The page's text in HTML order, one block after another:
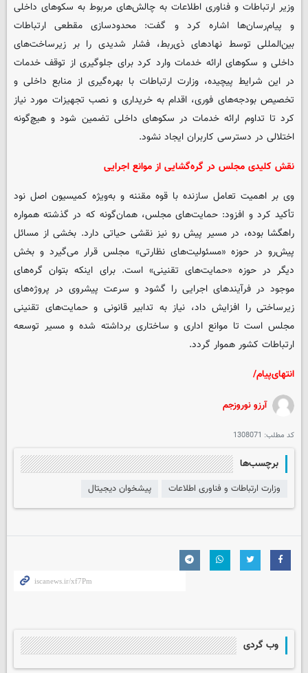
وزیر ارتباطات و فناوری اطلاعات به چالش‌های مربوط به سکوهای داخلی
و پیام‌رسان‌ها اشاره کرد و گفت: محدودسازی مقطعی ارتباطات
بین‌المللی توسط نهادهای ذی‌ربط، فشار شدیدی را بر زیرساخت‌های
داخلی و سکوهای ارائه خدمات وارد کرد برای جلوگیری از توقف خدمات
در این شرایط پیچیده، وزارت ارتباطات با بهره‌گیری از منابع داخلی و
تخصیص بودجه‌های فوری، اقدام به خریداری و نصب تجهیزات مورد نیاز
کرد تا تداوم ارائه خدمات در سکوهای داخلی تضمین شود و هیچ‌گونه
اختلالی در دسترسی کاربران ایجاد نشود.
نقش کلیدی مجلس در گره‌گشایی از موانع اجرایی
وی بر اهمیت تعامل سازنده با قوه مقننه و به‌ویژه کمیسیون اصل نود
تأکید کرد و افزود: حمایت‌های مجلس، همان‌گونه که در گذشته همواره
راهگشا بوده، در مسیر پیش رو نیز نقشی حیاتی دارد. بخشی از مسائل
پیش‌رو در حوزه «مسئولیت‌های نظارتی» مجلس قرار می‌گیرد و بخش
دیگر در حوزه «حمایت‌های تقنینی» است. برای اینکه بتوان گره‌های
موجود در فرآیندهای اجرایی را گشود و سرعت پیشروی در پروژه‌های
زیرساختی را افزایش داد، نیاز به تدابیر قانونی و حمایت‌های تقنینی
مجلس است تا موانع اداری و ساختاری برداشته شده و مسیر توسعه
ارتباطات کشور هموار گردد.
انتهای‌پیام/
آرزو نوروزجم
کد مطلب: 1308071
برچسب‌ها
وزارت ارتباطات و فناوری اطلاعات پیشخوان دیجیتال
وب گردی